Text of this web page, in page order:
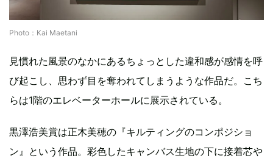
Photo：Kai Maetani
見慣れた風景のなかにあるちょっとした違和感が感情を呼
び起こし、思わず目を奪われてしまうような作品だ。こち
らは1階のエレベーターホールに展示されている。
黒澤浩美賞は正木美穂の『キルティングのコンポジショ
ン』という作品。彩色したキャンバス生地の下に接着芯や